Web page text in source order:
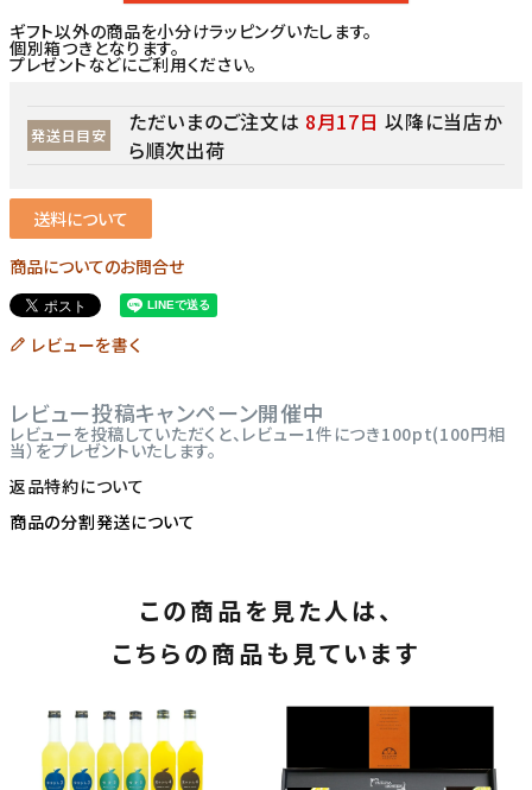
ギフト以外の商品を小分けラッピングいたします。
個別箱つきとなります。
プレゼントなどにご利用ください。
発送日目安 ただいまのご注文は 8月17日 以降に当店か
ら順次出荷
送料について
商品についてのお問合せ
レビューを書く
レビュー投稿キャンペーン開催中
レビューを投稿していただくと、レビュー1件につき100pt(100円相
当）をプレゼントいたします。
返品特約について
商品の分割発送について
この商品を見た人は、
こちらの商品も見ています